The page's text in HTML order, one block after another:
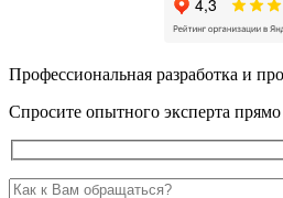
Профессиональная разработка и
Спросите опытного эксперта прямо